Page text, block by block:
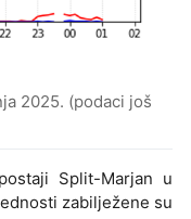
2025. (podaci još
Split-Marjan u
zabilježene su